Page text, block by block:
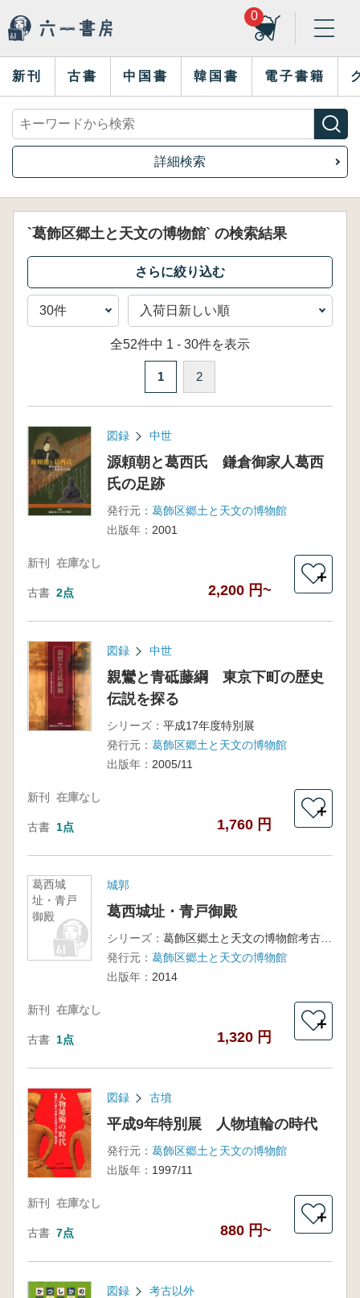
0
新刊 古書 中国書 韓国書 電子書籍
詳細検索
`葛飾区郷土と天文の博物館` の検索結果
全52件中 1 - 30件を表示
1 2
図録 中世
源頼朝と葛西氏 鎌倉御家人葛西
氏の足跡
発行元： 葛飾区郷土と天文の博物館
出版年： 2001
新刊 在庫なし
古書 2点 2,200 円~
＋
図録 中世
親鸞と青砥藤綱 東京下町の歴史
伝説を探る
シリーズ： 平成17年度特別展
発行元： 葛飾区郷土と天文の博物館
出版年： 2005/11
新刊 在庫なし
古書 1点 1,760 円
＋
葛西城
址・青戸
御殿
城郭
葛西城址・青戸御殿
シリーズ：
葛飾区郷土と天文の博物館考古学調査報告書第21集
発行元： 葛飾区郷土と天文の博物館
出版年： 2014
新刊 在庫なし
古書 1点 1,320 円
＋
図録 古墳
平成9年特別展 人物埴輪の時代
発行元： 葛飾区郷土と天文の博物館
出版年： 1997/11
新刊 在庫なし
古書 7点 880 円~
＋
図録 考古以外